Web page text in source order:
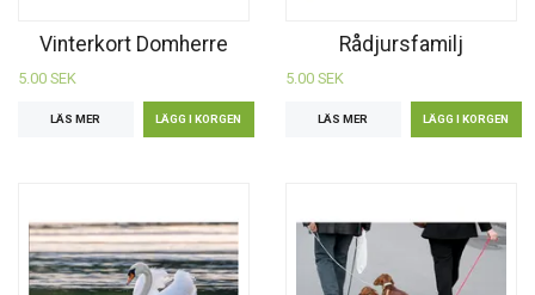
Vinterkort Domherre
5.00 SEK
LÄS MER
Rådjursfamilj
5.00 SEK
LÄS MER